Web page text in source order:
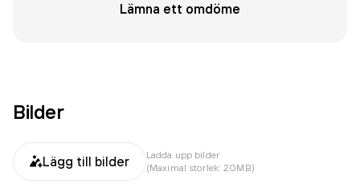
Lämna ett omdöme
Bilder
Lägg till bilder
Ladda upp bilder
(Maximal storlek: 20MB)